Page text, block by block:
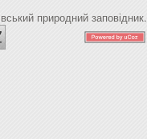
природний заповідник.